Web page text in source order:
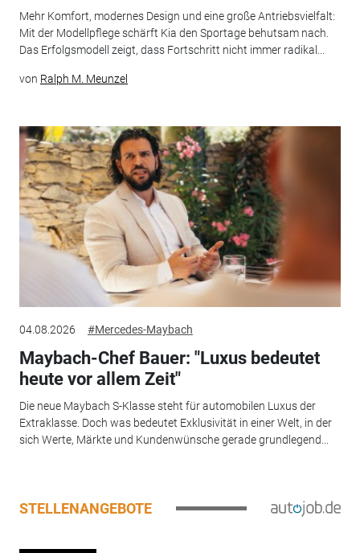
Mehr Komfort, modernes Design und eine große Antriebsvielfalt:
Mit der Modellpflege schärft Kia den Sportage behutsam nach.
Das Erfolgsmodell zeigt, dass Fortschritt nicht immer radikal...
von Ralph M. Meunzel
04.08.2026 #Mercedes-Maybach
Maybach-Chef Bauer: "Luxus bedeutet
heute vor allem Zeit"
Die neue Maybach S-Klasse steht für automobilen Luxus der
Extraklasse. Doch was bedeutet Exklusivität in einer Welt, in der
sich Werte, Märkte und Kundenwünsche gerade grundlegend...
STELLENANGEBOTE